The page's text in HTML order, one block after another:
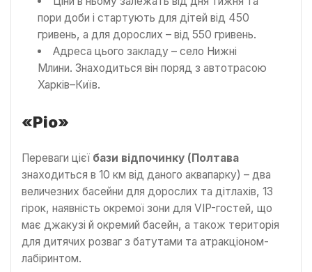
пори доби і стартують для дітей від 450
гривень, а для дорослих – від 550 гривень.
Адреса цього закладу – село Нижні
Млини. Знаходиться він поряд з автотрасою
Харків–Київ.
«Ріо»
Переваги цієї бази відпочинку (Полтава
знаходиться в 10 км від даного аквапарку) – два
величезних басейни для дорослих та дітлахів, 13
гірок, наявність окремої зони для VIP-гостей, що
має джакузі й окремий басейн, а також територія
для дитячих розваг з батутами та атракціоном-
лабіринтом.